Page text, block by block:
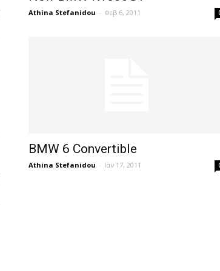
Athina Stefanidou - Φεβ 6, 2011
BMW 6 Convertible
Athina Stefanidou - Ιαν 17, 2011